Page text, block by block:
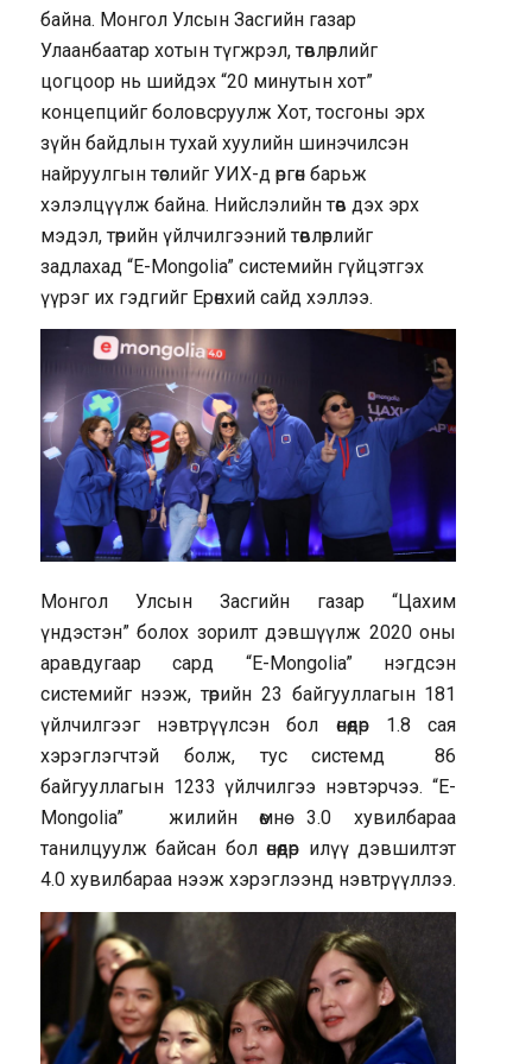
байна. Монгол Улсын Засгийн газар
Улаанбаатар хотын түгжрэл, төвлөрлийг
цогцоор нь шийдэх “20 минутын хот”
концепцийг боловсруулж Хот, тосгоны эрх
зүйн байдлын тухай хуулийн шинэчилсэн
найруулгын төслийг УИХ-д өргөн барьж
хэлэлцүүлж байна. Нийслэлийн төв дэх эрх
мэдэл, төрийн үйлчилгээний төвлөрлийг
задлахад “E-Mongolia” системийн гүйцэтгэх
үүрэг их гэдгийг Ерөнхий сайд хэллээ.
Монгол Улсын Засгийн газар “Цахим
үндэстэн” болох зорилт дэвшүүлж 2020 оны
аравдугаар сард “E-Mongolia” нэгдсэн
системийг нээж, төрийн 23 байгууллагын 181
үйлчилгээг нэвтрүүлсэн бол өнөөдөр 1.8 сая
хэрэглэгчтэй болж, тус системд 86
байгууллагын 1233 үйлчилгээ нэвтэрчээ. “E-
Mongolia” жилийн өмнө 3.0 хувилбараа
танилцуулж байсан бол өнөөдөр илүү дэвшилтэт
4.0 хувилбараа нээж хэрэглээнд нэвтрүүллээ.